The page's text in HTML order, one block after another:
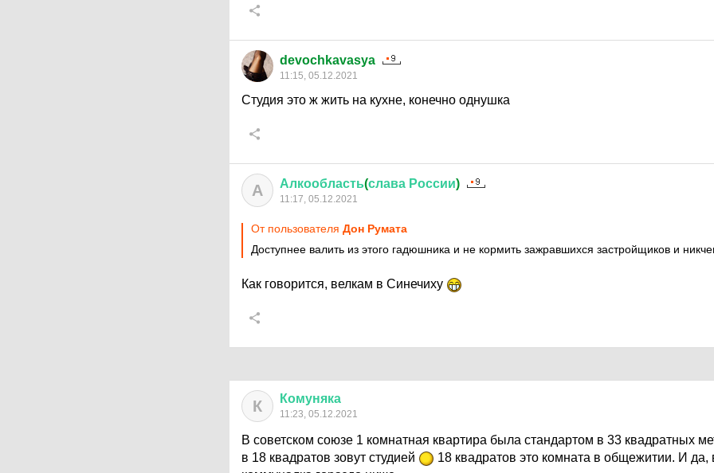
devochkavasya
11:15, 05.12.2021
Студия это ж жить на кухне, конечно однушка
А Алкообласть(слава России)
11:17, 05.12.2021
От пользователя Дон Руматa
Доступнее валить из этого гадюшника и не кормить зажравшихся застройщиков и
Как говорится, велкам в Синечиху
К Комуняка
11:23, 05.12.2021
В советском союзе 1 комнатная квартира была стандартом в 33 квадратных
в 18 квадратов зовут студией
18 квадратов это комната в общежитии. И